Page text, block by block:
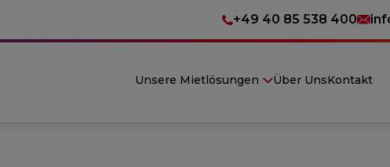
+49 40 85 538 400
Unsere Mietlösungen Über UnsKontakt